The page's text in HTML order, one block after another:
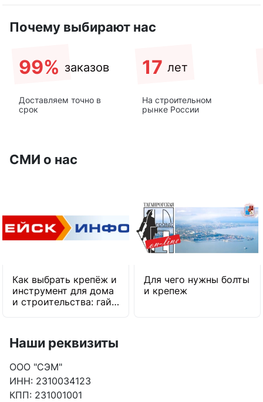
Почему выбирают нас
99% заказов
Доставляем точно в
срок
17 лет
На строительном
рынке России
СМИ о нас
Как выбрать крепёж и
инструмент для дома
и строительства: гайд
Для чего нужны болты
и крепеж
Наши реквизиты
ООО "СЭМ"
ИНН: 2310034123
КПП: 231001001